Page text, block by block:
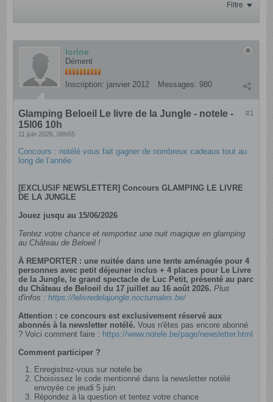
Filtre
lorine
Dément
Inscription: janvier 2012 Messages: 980
#1
Glamping Beloeil Le livre de la Jungle - notele -
15l06 10h
11 juin 2026, 08h55
Concours : notélé vous fait gagner de nombreux cadeaux tout au
long de l’année.
[EXCLUSIF NEWSLETTER] Concours GLAMPING LE LIVRE
DE LA JUNGLE
Jouez jusqu au 15/06/2026
Tentez votre chance et remportez une nuit magique en glamping
au Château de Beloeil !
À REMPORTER : une nuitée dans une tente aménagée pour 4
personnes avec petit déjeuner inclus + 4 places pour Le Livre
de la Jungle, le grand spectacle de Luc Petit, présenté au parc
du Château de Beloeil du 17 juillet au 16 août 2026. Plus
d'infos :https://lelivredelajungle.nocturnales.be/
Attention : ce concours est exclusivement réservé aux
abonnés à la newsletter notélé. Vous n'êtes pas encore abonné
? Voici comment faire : https://www.notele.be/page/newsletter.html
Comment participer ?
Enregistrez-vous sur notele.be
Choisissez le code mentionné dans la newsletter notélé
envoyée ce jeudi 5 juin
Répondez à la question et tentez votre chance